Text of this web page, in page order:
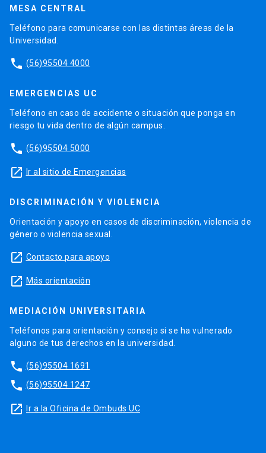
MESA CENTRAL
Teléfono para comunicarse con las distintas áreas de la
Universidad.
phone (56)95504 4000
EMERGENCIAS UC
Teléfono en caso de accidente o situación que ponga en
riesgo tu vida dentro de algún campus.
phone (56)95504 5000
launch Ir al sitio de Emergencias
DISCRIMINACIÓN Y VIOLENCIA
Orientación y apoyo en casos de discriminación, violencia de
género o violencia sexual.
launch Contacto para apoyo
launch Más orientación
MEDIACIÓN UNIVERSITARIA
Teléfonos para orientación y consejo si se ha vulnerado
alguno de tus derechos en la universidad.
phone (56)95504 1691
phone (56)95504 1247
launch Ir a la Oficina de Ombuds UC